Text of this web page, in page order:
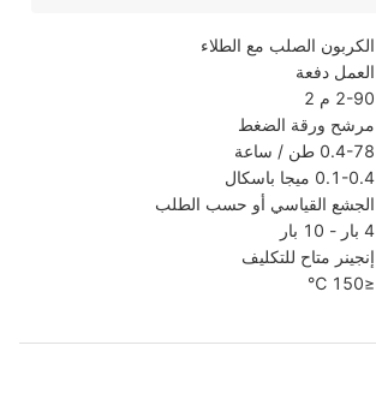
الكربون الصلب مع الطلاء
العمل دفعة
2-90 م 2
مرشح ورقة الضغط
0.4-78 طن / ساعة
0.1-0.4 ميجا باسكال
الجشع القياسي أو حسب الطلب
4 بار - 10 بار
إنجينر متاح للتكليف
≤150 ℃